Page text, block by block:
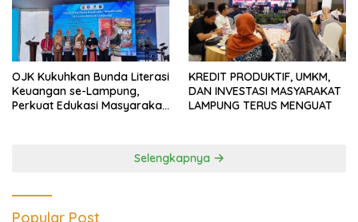
OJK Kukuhkan Bunda Literasi
Keuangan se-Lampung,
Perkuat Edukasi Masyarakat
KREDIT PRODUKTIF, UMKM,
DAN INVESTASI MASYARAKAT
LAMPUNG TERUS MENGUAT
Selengkapnya
Popular Post